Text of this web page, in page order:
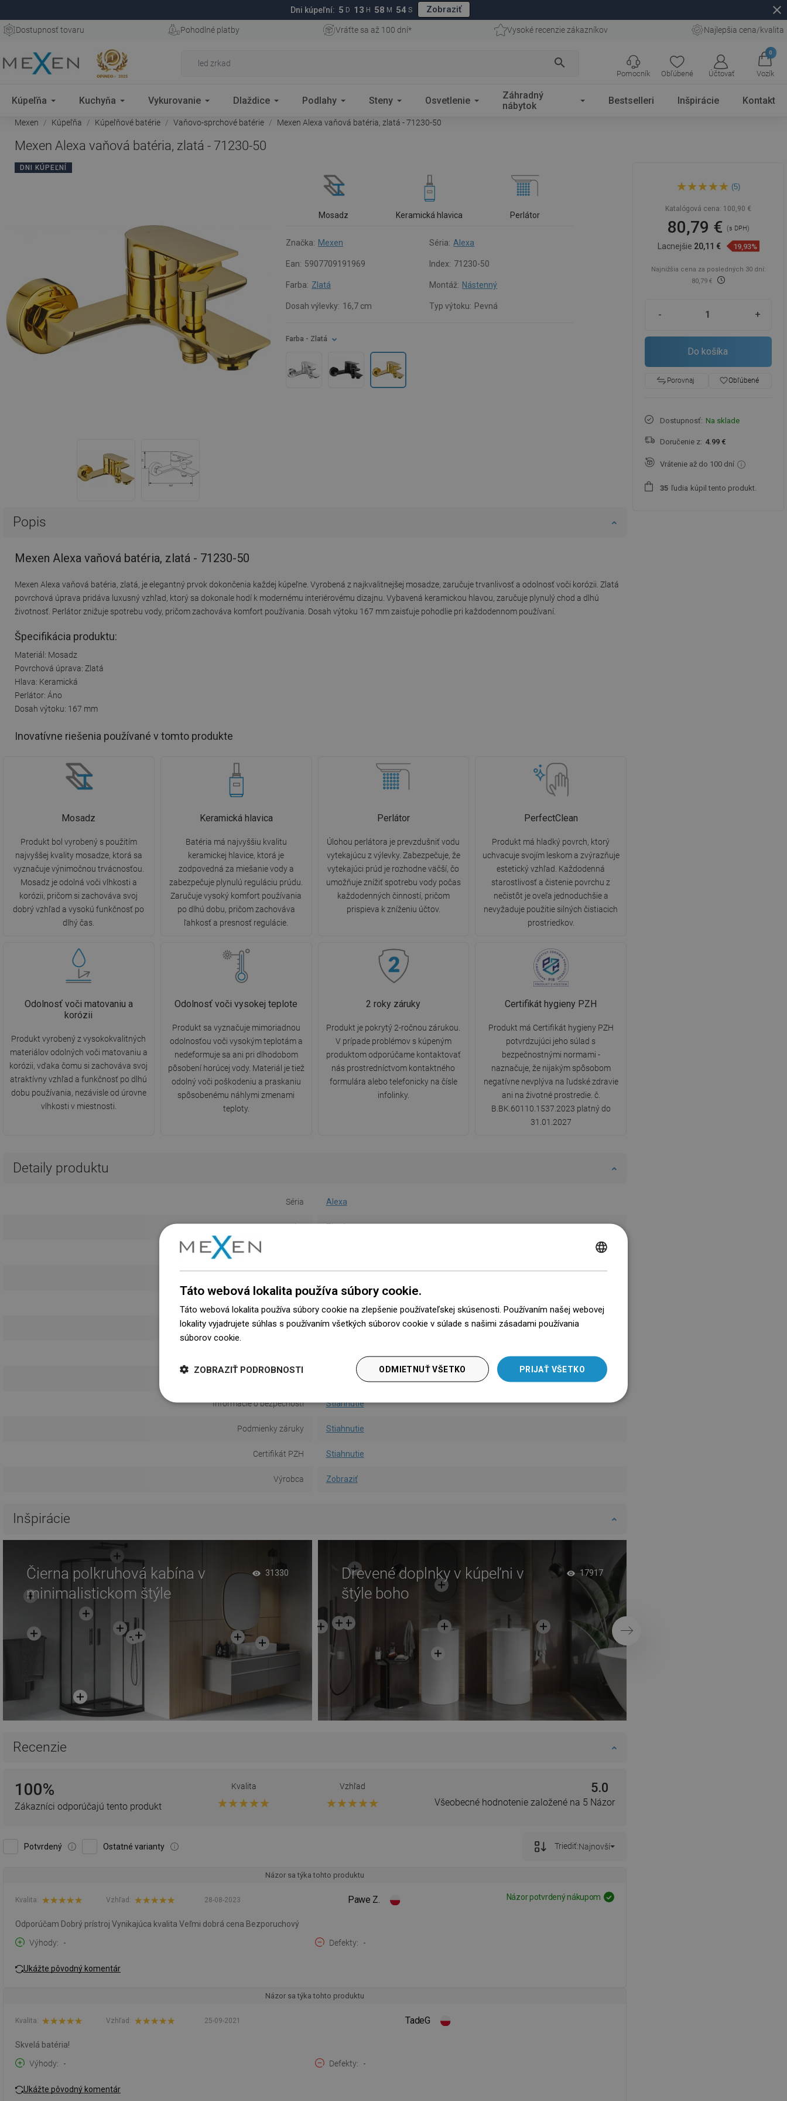
Dni kúpeľní: 5 D 13 H 58 M 53 S Zobraziť close
Dostupnosť tovaru Pohodlné platby Vráťte sa až 100 dní* Vysoké recenzie zákazníkov Najlepšia cena/kvalita
search
Obľúbené Účtovať
0
Vozík
Pomocník
Kúpeľňa Kuchyňa Vykurovanie Dlaždice Podlahy Steny Osvetlenie
Záhradný
nábytok
Bestselleri Inšpirácie Kontakt
Mexen Kúpeľňa Kúpeľňové batérie Vaňovo-sprchové batérie Mexen Alexa vaňová batéria, zlatá - 71230-50
Mexen Alexa vaňová batéria, zlatá - 71230-50
DNI KÚPEĽNÍ
Mosadz Keramická hlavica Perlátor
Značka: Mexen Séria: Alexa
Ean: 5907709191969 Index: 71230-50
Farba: Zlatá Montáž: Nástenný
Dosah výlevky: 16,7 cm Typ výtoku: Pevná
Farba - Zlatá
Popis
Mexen Alexa vaňová batéria, zlatá - 71230-50
Mexen Alexa vaňová batéria, zlatá, je elegantný prvok dokončenia každej kúpeľne. Vyrobená z najkvalitnejšej mosadze, zaručuje trvanlivosť a odolnosť voči korózii. Zlatá
povrchová úprava pridáva luxusný vzhľad, ktorý sa dokonale hodí k modernému interiérovému dizajnu. Vybavená keramickou hlavou, zaručuje plynulý chod a dlhú
životnosť. Perlátor znižuje spotrebu vody, pričom zachováva komfort používania. Dosah výtoku 167 mm zaisťuje pohodlie pri každodennom používaní.
Špecifikácia produktu:
Materiál: Mosadz
Povrchová úprava: Zlatá
Hlava: Keramická
Perlátor: Áno
Dosah výtoku: 167 mm
Inovatívne riešenia používané v tomto produkte
Mosadz
Produkt bol vyrobený s použitím
najvyššej kvality mosadze, ktorá sa
vyznačuje výnimočnou trvácnosťou.
Mosadz je odolná voči vlhkosti a
korózii, pričom si zachováva svoj
dobrý vzhľad a vysokú funkčnosť po
dlhý čas.
Keramická hlavica
Batéria má najvyššiu kvalitu
keramickej hlavice, ktorá je
zodpovedná za miešanie vody a
zabezpečuje plynulú reguláciu prúdu.
Zaručuje vysoký komfort používania
po dlhú dobu, pričom zachováva
ľahkosť a presnosť regulácie.
Perlátor
Úlohou perlátora je prevzdušniť vodu
vytekajúcu z výlevky. Zabezpečuje, že
vytekajúci prúd je rozhodne väčší, čo
umožňuje znížiť spotrebu vody počas
každodenných činností, pričom
prispieva k zníženiu účtov.
PerfectClean
Produkt má hladký povrch, ktorý
uchvacuje svojím leskom a zvýrazňuje
estetický vzhľad. Každodenná
starostlivosť a čistenie povrchu z
nečistôt je oveľa jednoduchšie a
nevyžaduje použitie silných čistiacich
prostriedkov.
Odolnosť voči matovaniu a
korózii
Produkt vyrobený z vysokokvalitných
materiálov odolných voči matovaniu a
korózii, vďaka čomu si zachováva svoj
atraktívny vzhľad a funkčnosť po dlhú
dobu používania, nezávisle od úrovne
vlhkosti v miestnosti.
Odolnosť voči vysokej teplote
Produkt sa vyznačuje mimoriadnou
odolnosťou voči vysokým teplotám a
nedeformuje sa ani pri dlhodobom
pôsobení horúcej vody. Materiál je tiež
odolný voči poškodeniu a praskaniu
spôsobenému náhlymi zmenami
teploty.
2 roky záruky
Produkt je pokrytý 2-ročnou zárukou.
V prípade problémov s kúpeným
produktom odporúčame kontaktovať
nás prostredníctvom kontaktného
formulára alebo telefonicky na čísle
infolinky.
Certifikát hygieny PZH
Produkt má Certifikát hygieny PZH
potvrdzujúci jeho súlad s
bezpečnostnými normami -
naznačuje, že nijakým spôsobom
negatívne nevplýva na ľudské zdravie
ani na životné prostredie. č.
B.BK.60110.1537.2023 platný do
31.01.2027
Detaily produktu
Séria Alexa
Farba Zlatá
Dosah výlevky 16,7 cm
Stiahnutie
Informácie o bezpečnosti Stiahnutie
Podmienky záruky Stiahnutie
Certifikát PZH Stiahnutie
Výrobca Zobraziť
Inšpirácie
Čierna polkruhová kabína v
minimalistickom štýle
31330
Drevené doplnky v kúpeľni v
štýle boho
17917
Ďalej
Recenzie
100%
Zákazníci odporúčajú tento produkt
Kvalita Vzhľad 5.0
Všeobecné hodnotenie založené na 5 Názor
Potvrdený Ostatné varianty Triediť:Najnovší
Názor sa týka tohto produktu
Pawe Z. Názor potvrdený nákupom
28-08-2023
Kvalita: Vzhľad:
Odporúčam Dobrý prístroj Vynikajúca kvalita Veľmi dobrá cena Bezporuchový
Výhody
- Defekty -
Ukážte pôvodný komentár
Názor sa týka tohto produktu
TadeG
25-09-2021
Kvalita: Vzhľad:
Skvelá batéria!
Výhody
- Defekty -
Ukážte pôvodný komentár
Mexen Alexa vaňová batéria,
zlatá - 71230-50
(5)
Katalógová cena: 100,90 €
80,79 € (s DPH)
Lacnejšie 20,11 € 19,93%
Najnižšia cena za posledných 30 dní:
80,79 €
- +
Do košíka
Porovnaj favorite_borderObľúbené
Dostupnosť: Na sklade
Doručenie z: 4.99 €
Vrátenie až do 100 dní
35 ľudia kúpil tento produkt.
LITHUANIAN
ROMANIAN
DUTCH
DANISH
SWEDISH
FINNISH
PORTUGUESE
SLOVENIAN
Táto webová lokalita používa súbory cookie.
Táto webová lokalita používa súbory cookie na zlepšenie používateľskej skúsenosti. Používaním našej webovej
lokality vyjadrujete súhlas s používaním všetkých súborov cookie v súlade s našimi zásadami používania
súborov cookie.
PRIJAŤ VŠETKO
ODMIETNUŤ VŠETKO
ZOBRAZIŤ PODROBNOSTI